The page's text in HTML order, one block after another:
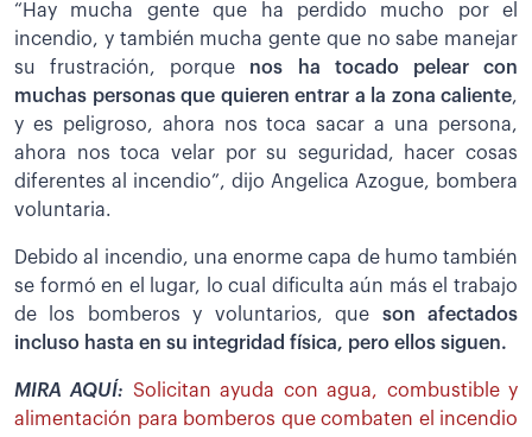
“Hay mucha gente que ha perdido mucho por el
incendio, y también mucha gente que no sabe manejar
su frustración, porque nos ha tocado pelear con
muchas personas que quieren entrar a la zona caliente,
y es peligroso, ahora nos toca sacar a una persona,
ahora nos toca velar por su seguridad, hacer cosas
diferentes al incendio”, dijo Angelica Azogue, bombera
voluntaria.
Debido al incendio, una enorme capa de humo también
se formó en el lugar, lo cual dificulta aún más el trabajo
de los bomberos y voluntarios, que son afectados
incluso hasta en su integridad física, pero ellos siguen.
MIRA AQUÍ: Solicitan ayuda con agua, combustible y
alimentación para bomberos que combaten el incendio